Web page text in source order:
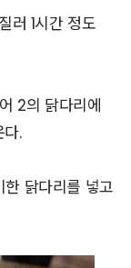
러 1시간 정도
2의 닭다리에
.
닭다리를 넣고